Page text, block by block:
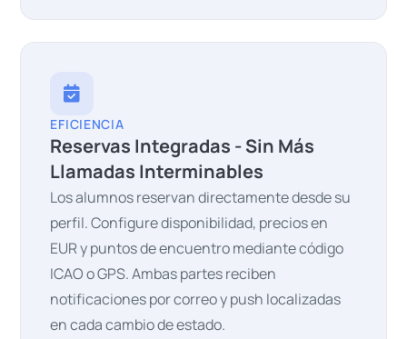
EFICIENCIA
Reservas Integradas - Sin Más
Llamadas Interminables
Los alumnos reservan directamente desde su
perfil. Configure disponibilidad, precios en
EUR y puntos de encuentro mediante código
ICAO o GPS. Ambas partes reciben
notificaciones por correo y push localizadas
en cada cambio de estado.